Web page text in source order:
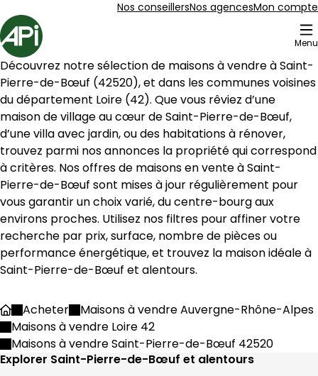
Nos conseillersNos agencesMon compte
Accueil
Menu
11 Maisons à vendre à Saint-Pierre-de-Bœuf (42520)
de village 87 m² 4 pièces Chavanay
Aller à l'image1
Aller à l'image2
Aller à l'image3
Aller à l'image4
Aller à l'image5
Chavanay - 42410
Maison de village • 4 pièces • 87 m²
DPE :
D 3 chambres
,
116 m² 5 pièces Maclas
Aller à l'image
Aller à l'image 2
Aller à l'image 3
Aller à l'image 4
Aller à l'image 5
Découvrez notre sélection de maisons à vendre à Saint-
Pierre-de-Bœuf (42520), et dans les communes voisines
du département Loire (42). Que vous rêviez d’une
maison de village au cœur de Saint-Pierre-de-Bœuf,
d’une villa avec jardin, ou des habitations à rénover,
trouvez parmi nos annonces la propriété qui correspond
à critères. Nos offres de maisons en vente à Saint-
Pierre-de-Bœuf sont mises à jour régulièrement pour
vous garantir un choix varié, du centre-bourg aux
environs proches. Utilisez nos filtres pour affiner votre
recherche par prix, surface, nombre de pièces ou
Saint-Pierre-de-Bœuf et alentours.
AccueilAcheter
Maisons à vendre Auvergne-Rhône-Alpes
Maisons à vendre Loire 42
Maisons à vendre Saint-Pierre-de-Bœuf 42520
Explorer Saint-Pierre-de-Bœuf et alentours